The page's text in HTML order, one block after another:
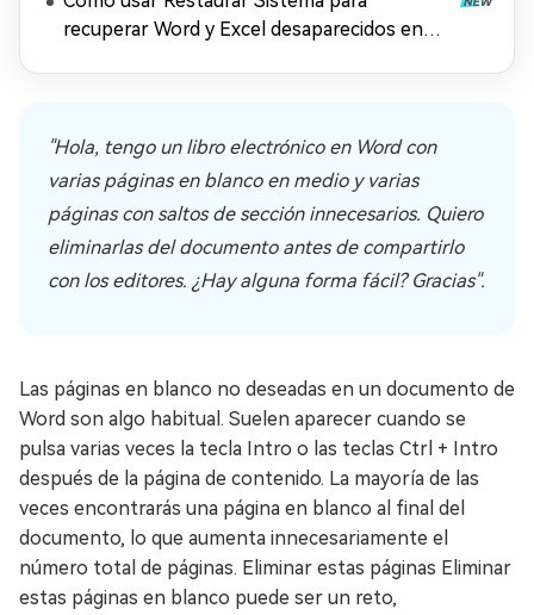
recuperar Word y Excel desaparecidos en
"Hola, tengo un libro electrónico en Word con
varias páginas en blanco en medio y varias
páginas con saltos de sección innecesarios. Quiero
eliminarlas del documento antes de compartirlo
con los editores. ¿Hay alguna forma fácil? Gracias".
Las páginas en blanco no deseadas en un documento de
Word son algo habitual. Suelen aparecer cuando se
pulsa varias veces la tecla Intro o las teclas Ctrl + Intro
después de la página de contenido. La mayoría de las
veces encontrarás una página en blanco al final del
documento, lo que aumenta innecesariamente el
número total de páginas. Eliminar estas páginas Eliminar
estas páginas en blanco puede ser un reto,